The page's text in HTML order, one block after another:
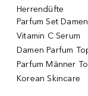
Herrendüfte
Parfum Set Damen
Vitamin C Serum
Damen Parfum
Parfum Männer
Korean Skincare